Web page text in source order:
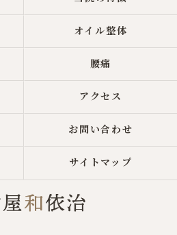
オイル整体
腰痛
アクセス
お問い合わせ
サイトマップ